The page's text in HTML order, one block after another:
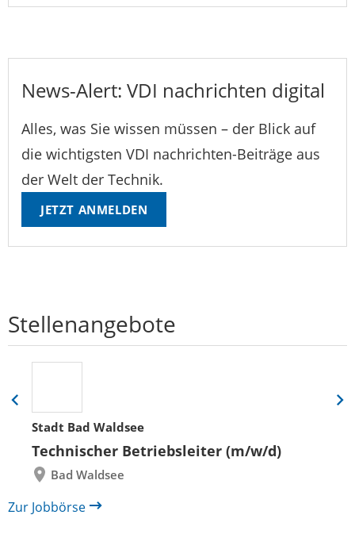
News-Alert: VDI nachrichten digital
Alles, was Sie wissen müssen – der Blick auf
die wichtigsten VDI nachrichten-Beiträge aus
der Welt der Technik.
JETZT ANMELDEN
Stellenangebote
Stadt Bad Waldsee
Technischer Betriebsleiter (m/w/d)
Bad Waldsee
Folie
zurück
Eine
Zur Jobbörse